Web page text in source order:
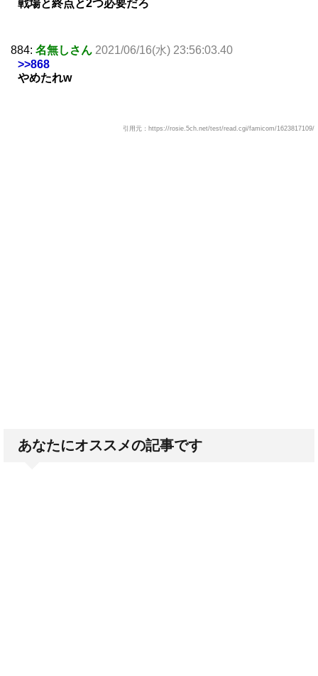
戦場と終点と2つ必要だろ
884: 名無しさん 2021/06/16(水) 23:56:03.40
>>868
やめたれw
引用元：https://rosie.5ch.net/test/read.cgi/famicom/1623817109/
あなたにオススメの記事です